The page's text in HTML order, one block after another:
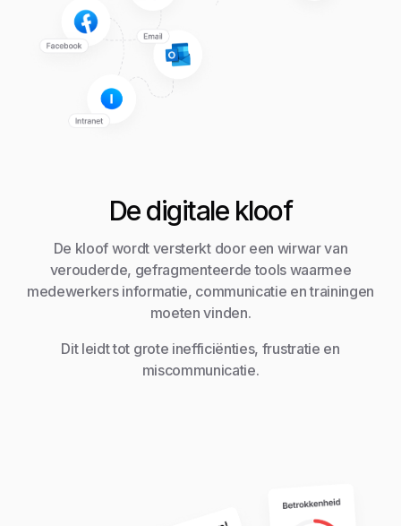
De digitale kloof
De kloof wordt versterkt door een wirwar van
verouderde, gefragmenteerde tools waarmee
medewerkers informatie, communicatie en trainingen
moeten vinden.
Dit leidt tot grote inefficiënties, frustratie en
miscommunicatie.